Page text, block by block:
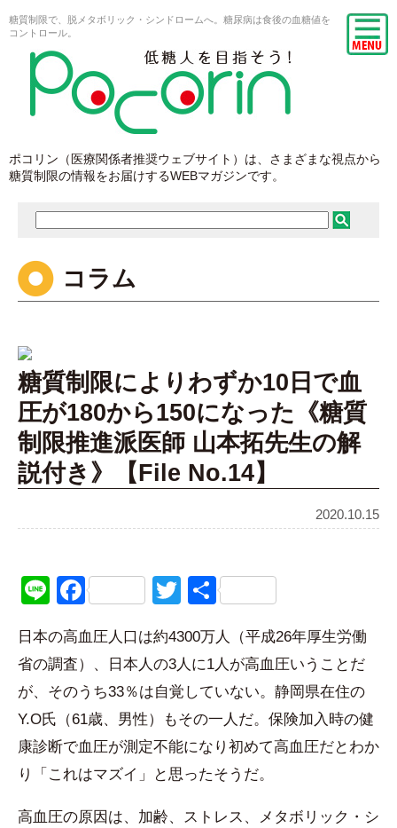
糖質制限で、脱メタボリック・シンドロームへ。糖尿病は食後の血糖値を
コントロール。
ポコリン（医療関係者推奨ウェブサイト）は、さまざまな視点から
糖質制限の情報をお届けするWEBマガジンです。
コラム
糖質制限によりわずか10日で血
圧が180から150になった《糖質
制限推進派医師 山本拓先生の解
説付き》【File No.14】
2020.10.15
LineFacebookTwitter
共
日本の高血圧人口は約4300万人（平成26年厚生労働
省の調査）、日本人の3人に1人が高血圧いうことだ
が、そのうち33％は自覚していない。静岡県在住の
Y.O氏（61歳、男性）もその一人だ。保険加入時の健
康診断で血圧が測定不能になり初めて高血圧だとわか
り「これはマズイ」と思ったそうだ。
高血圧の原因は、加齢、ストレス、メタボリック・シ